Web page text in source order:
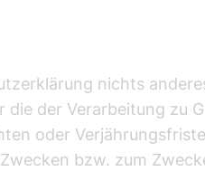
nichts
der Verarbeitung zu
oder
bzw. zum